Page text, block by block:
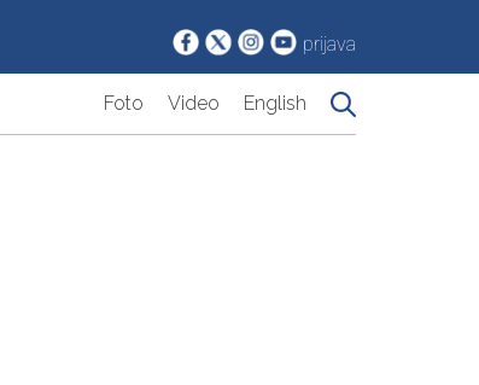
prijava
Foto Video English